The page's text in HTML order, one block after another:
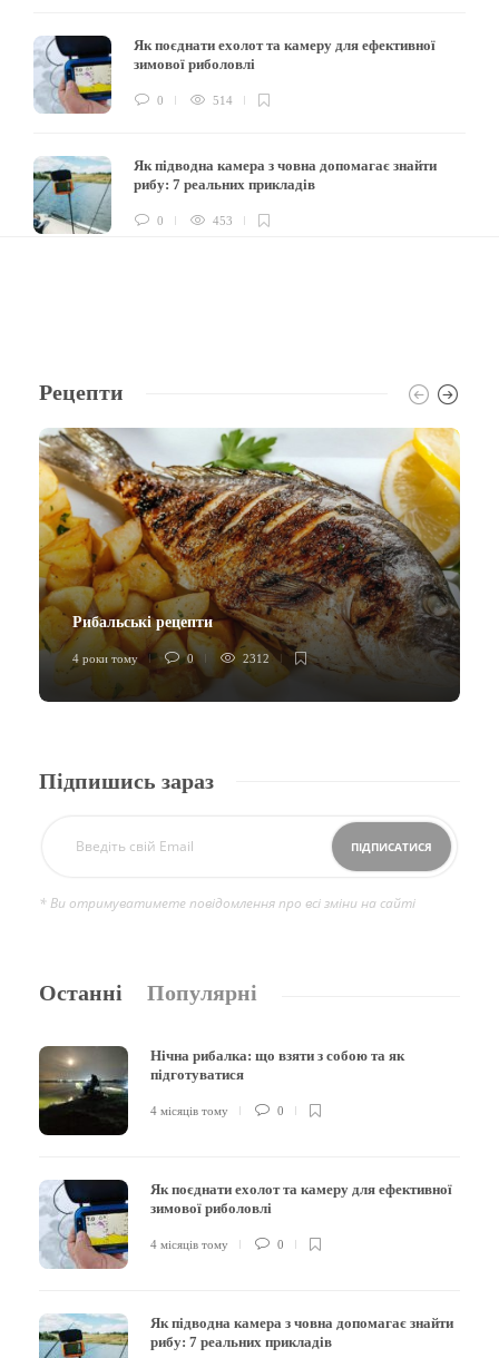
Як поєднати ехолот та камеру для ефективної
зимової риболовлі
0 514
Як підводна камера з човна допомагає знайти
рибу: 7 реальних прикладів
0 453
Рецепти
Рибальські рецепти
4 роки тому 0 2312
Підпишись зараз
* Ви отримуватимете повідомлення про всі зміни на сайті
Останні Популярні
Нічна рибалка: що взяти з собою та як
підготуватися
4 місяців тому 0
Як поєднати ехолот та камеру для ефективної
зимової риболовлі
4 місяців тому 0
Як підводна камера з човна допомагає знайти
рибу: 7 реальних прикладів